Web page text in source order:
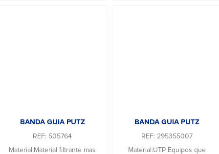
BANDA GUIA PUTZ
REF: 505764
Material:Material filtrante mas
BANDA GUIA PUTZ
REF: 295355007
Material:UTP Equipos que